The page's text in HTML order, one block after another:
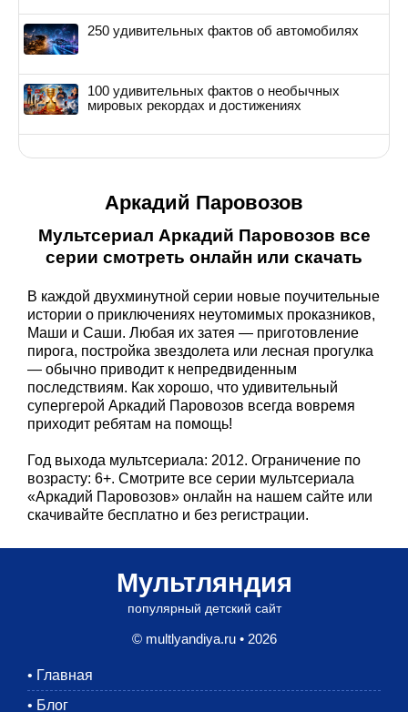
250 удивительных фактов об автомобилях
100 удивительных фактов о необычных
мировых рекордах и достижениях
Аркадий Паровозов
Мультсериал Аркадий Паровозов все
серии смотреть онлайн или скачать
В каждой двухминутной серии новые поучительные
истории о приключениях неутомимых проказников,
Маши и Саши. Любая их затея — приготовление
пирога, постройка звездолета или лесная прогулка
— обычно приводит к непредвиденным
последствиям. Как хорошо, что удивительный
супергерой Аркадий Паровозов всегда вовремя
приходит ребятам на помощь!
Год выхода мультсериала: 2012. Ограничение по
возрасту: 6+. Смотрите все серии мультсериала
«Аркадий Паровозов» онлайн на нашем сайте или
скачивайте бесплатно и без регистрации.
Мультляндия
популярный детский сайт
© multlyandiya.ru • 2026
• Главная
• Блог